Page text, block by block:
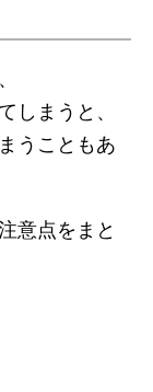
しまうと、
うこともあ
意点をまと